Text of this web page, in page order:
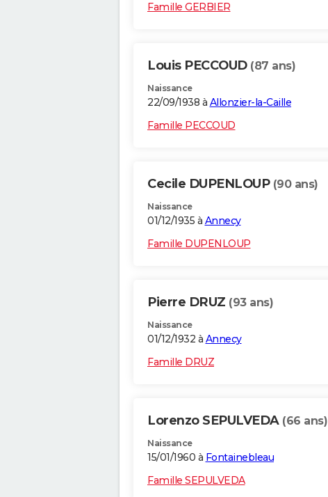
Famille GERBIER
Louis PECCOUD (87 ans)
Naissance
22/09/1938 à Allonzier-la-Caille
Famille PECCOUD
Cecile DUPENLOUP (90 ans)
Naissance
01/12/1935 à Annecy
Famille DUPENLOUP
Pierre DRUZ (93 ans)
Naissance
01/12/1932 à Annecy
Famille DRUZ
Lorenzo SEPULVEDA (66 ans)
Naissance
15/01/1960 à Fontainebleau
Famille SEPULVEDA